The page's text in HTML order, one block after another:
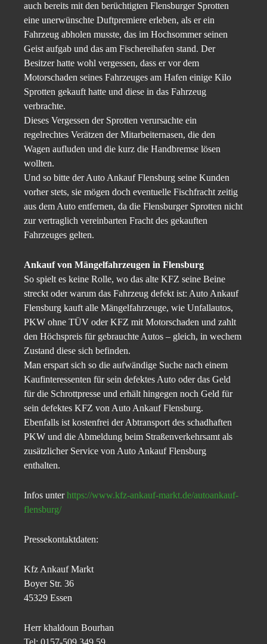
auch bereits mit den berüchtigten Flensburger Sprotten
eine unerwünschte Duftpremiere erleben, als er ein
Fahrzeug abholen musste, das im Hochsommer seinen
Geist aufgab und das am Fischereihafen stand. Der
Besitzer hatte wohl vergessen, dass er vor dem
Motorschaden seines Fahrzeuges am Hafen einige Kilo
Sprotten gekauft hatte und diese in das Fahrzeug
verbrachte.
Dieses Vergessen der Sprotten verursachte ein
regelrechtes Verätzen der Mitarbeiternasen, die den
Wagen aufluden und die kurz die Handbremse lösen
wollten.
Und so bitte der Auto Ankauf Flensburg seine Kunden
vorher stets, sie mögen doch eventuelle Fischfracht zeitig
aus dem Auto entfernen, da die Flensburger Sprotten nicht
zur vertraglich vereinbarten Fracht des gekauften
Fahrzeuges gelten.
Ankauf von Mängelfahrzeugen in Flensburg
So spielt es keine Rolle, wo das alte KFZ seine Beine
streckt oder warum das Fahrzeug defekt ist: Auto Ankauf
Flensburg kauft alle Mängelfahrzeuge, wie Unfallautos,
PKW ohne TÜV oder KFZ mit Motorschaden und zahlt
den Höchspreis für gebrauchte Autos – gleich, in wechem
Zustand diese sich befinden.
Man erspart sich so die aufwändige Suche nach einem
Kaufinteressenten für sein defektes Auto oder das Geld
für die Schrottpresse und erhält hingegen noch Geld für
sein defektes KFZ von Auto Ankauf Flensburg.
Ebenfalls ist kostenfrei der Abtransport des schadhaften
PKW und die Abmeldung beim Straßenverkehrsamt als
zusätzlicher Service von Auto Ankauf Flensburg
enthalten.
Infos unterhttps://www.kfz-ankauf-markt.de/autoankauf-
flensburg/
Pressekontaktdaten:
Kfz Ankauf Markt
Boyer Str. 36
45329 Essen
Herr khaldoun Bourhan